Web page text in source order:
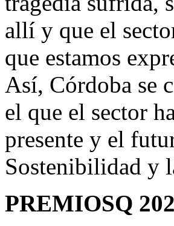
allí y que el
que estamos
Así, Córdoba se
el que el sector
presente y el
Sostenibilidad y
PREMIOSQ